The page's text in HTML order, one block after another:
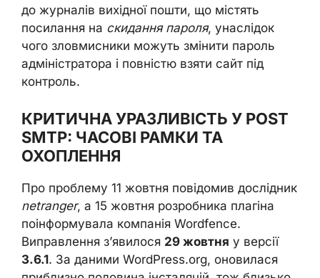
до журналів вихідної пошти, що містять
посилання на скидання пароля, унаслідок
чого зловмисники можуть змінити пароль
адміністратора і повністю взяти сайт під
контроль.
КРИТИЧНА УРАЗЛИВІСТЬ У POST
SMTP: ЧАСОВІ РАМКИ ТА
ОХОПЛЕННЯ
Про проблему 11 жовтня повідомив дослідник
netranger, а 15 жовтня розробника плагіна
поінформувала компанія Wordfence.
Виправлення з’явилося 29 жовтня у версії
3.6.1. За даними WordPress.org, оновилася